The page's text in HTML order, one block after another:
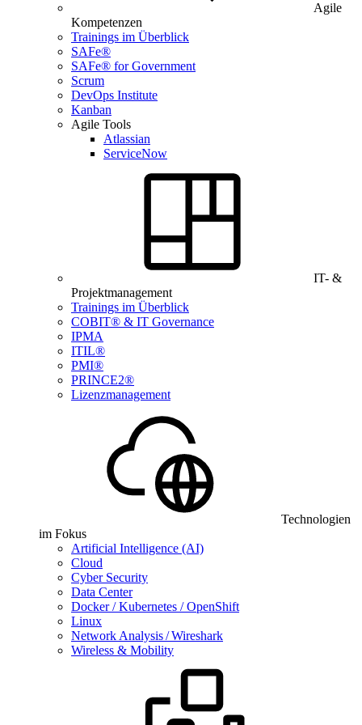
Agile
Kompetenzen
Trainings im Überblick
SAFe®
SAFe® for Government
Scrum
DevOps Institute
Kanban
Agile Tools
Atlassian
ServiceNow
IT- &
Projektmanagement
Trainings im Überblick
COBIT® & IT Governance
IPMA
ITIL®
PMI®
PRINCE2®
Lizenzmanagement
Technologien
im Fokus
Artificial Intelligence (AI)
Cloud
Cyber Security
Data Center
Docker / Kubernetes / OpenShift
Linux
Network Analysis / Wireshark
Wireless & Mobility